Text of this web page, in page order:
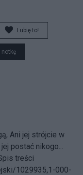
Lubię to!
notkę
Ani jej strójcie w
jej postać nikogo...
1029935,1-000-